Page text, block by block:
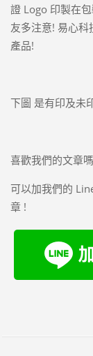
證 Logo 印製在
友多注意! 易心
產品!
下圖 是有印及未
喜歡我們的文章
可以加我們的
章 !